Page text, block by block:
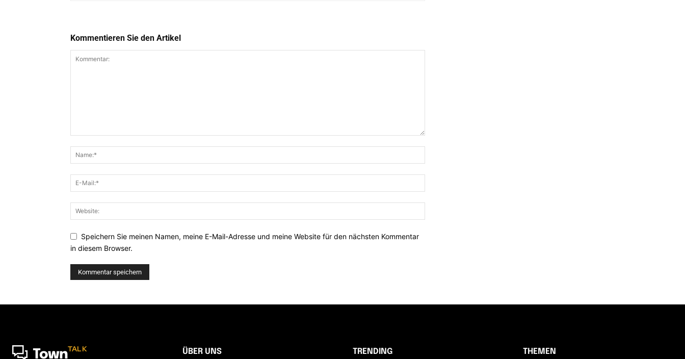
Kommentieren Sie den Artikel
Speichern Sie meinen Namen, meine E-Mail-Adresse und meine Website für den nächsten Kommentar
in diesem Browser.
TownTALK ÜBER UNS TRENDING THEMEN